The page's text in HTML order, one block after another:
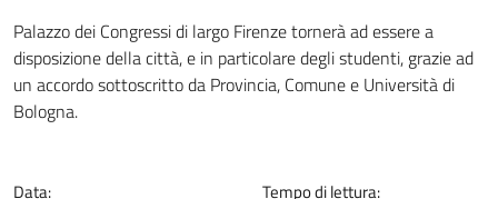
Dettagli della notizia
Palazzo dei Congressi di largo Firenze tornerà ad essere a
disposizione della città, e in particolare degli studenti, grazie ad
un accordo sottoscritto da Provincia, Comune e Università di
Bologna.
Data: Tempo di lettura: